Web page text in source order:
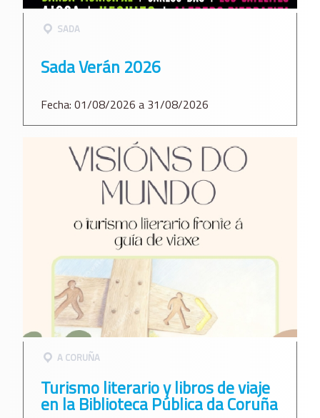
SADA
Sada Verán 2026
Fecha: 01/08/2026 a 31/08/2026
A CORUÑA
Turismo literario y libros de viaje
en la Biblioteca Pública da Coruña